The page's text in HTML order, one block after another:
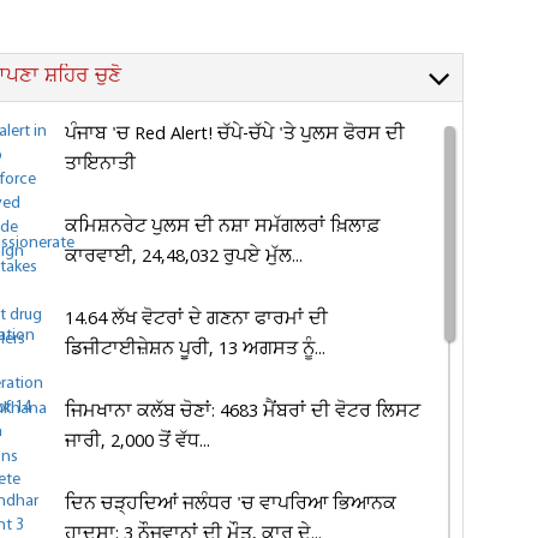
ਸ਼ਹਿਰ ਚੁਣੋ
ਪੰਜਾਬ 'ਚ Red Alert! ਚੱਪੇ-ਚੱਪੇ 'ਤੇ ਪੁਲਸ ਫੋਰਸ ਦੀ
ਤਾਇਨਾਤੀ
ਕਮਿਸ਼ਨਰੇਟ ਪੁਲਸ ਦੀ ਨਸ਼ਾ ਸਮੱਗਲਰਾਂ ਖ਼ਿਲਾਫ਼
ਕਾਰਵਾਈ, 24,48,032 ਰੁਪਏ ਮੁੱਲ...
14.64 ਲੱਖ ਵੋਟਰਾਂ ਦੇ ਗਣਨਾ ਫਾਰਮਾਂ ਦੀ
ਡਿਜੀਟਾਈਜ਼ੇਸ਼ਨ ਪੂਰੀ, 13 ਅਗਸਤ ਨੂੰ...
ਜਿਮਖਾਨਾ ਕਲੱਬ ਚੋਣਾਂ: 4683 ਮੈਂਬਰਾਂ ਦੀ ਵੋਟਰ ਲਿਸਟ
ਜਾਰੀ, 2,000 ਤੋਂ ਵੱਧ...
ਦਿਨ ਚੜ੍ਹਦਿਆਂ ਜਲੰਧਰ 'ਚ ਵਾਪਰਿਆ ਭਿਆਨਕ